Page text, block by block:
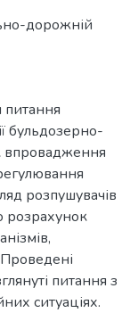
дорожній
бульдозерно-
впровадження
розпушувачів
розрахунок
питання з
ситуаціях.